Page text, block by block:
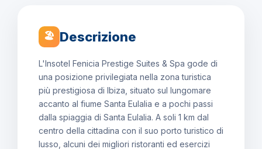
🏖 Descrizione
L'Insotel Fenicia Prestige Suites & Spa gode di
una posizione privilegiata nella zona turistica
più prestigiosa di Ibiza, situato sul lungomare
accanto al fiume Santa Eulalia e a pochi passi
dalla spiaggia di Santa Eulalia. A soli 1 km dal
centro della cittadina con il suo porto turistico di
lusso, alcuni dei migliori ristoranti ed esercizi